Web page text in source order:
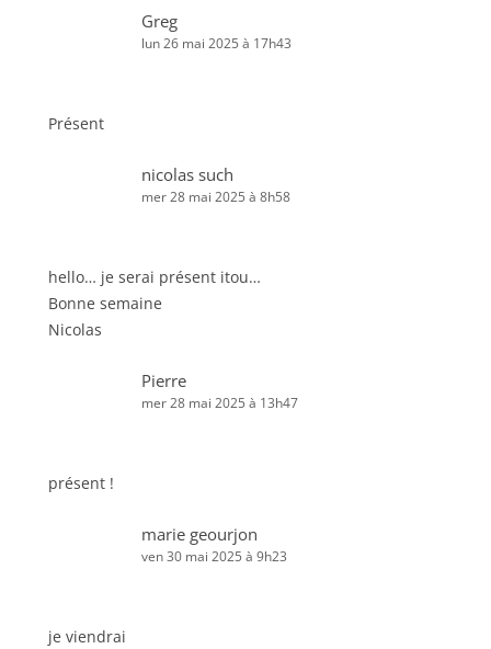
Greg
lun 26 mai 2025 à 17h43
Présent
nicolas such
mer 28 mai 2025 à 8h58
hello… je serai présent itou…
Bonne semaine
Nicolas
Pierre
mer 28 mai 2025 à 13h47
présent !
marie geourjon
ven 30 mai 2025 à 9h23
je viendrai